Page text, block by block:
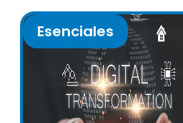
Esenciales